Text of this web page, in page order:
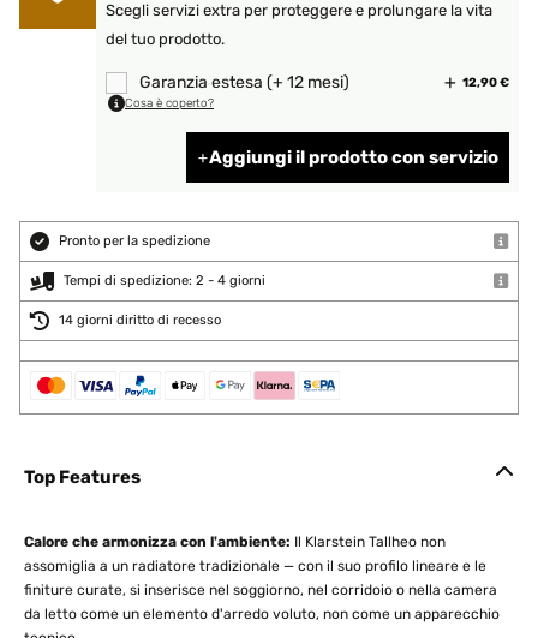
Scegli servizi extra per proteggere e prolungare la vita
del tuo prodotto.
Garanzia estesa (+ 12 mesi) 12,90 €
Cosa è coperto?
Aggiungi il prodotto con servizio
Pronto per la spedizione
Tempi di spedizione: 2 - 4 giorni
14 giorni diritto di recesso
Top Features
Calore che armonizza con l'ambiente: Il Klarstein Tallheo non
assomiglia a un radiatore tradizionale — con il suo profilo lineare e le
finiture curate, si inserisce nel soggiorno, nel corridoio o nella camera
da letto come un elemento d'arredo voluto, non come un apparecchio